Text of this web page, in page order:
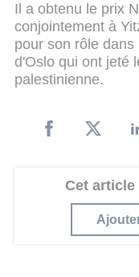
Il a obtenu le prix
conjointement à
pour son rôle
d'Oslo qui ont jeté
palestinienne.
Cet article